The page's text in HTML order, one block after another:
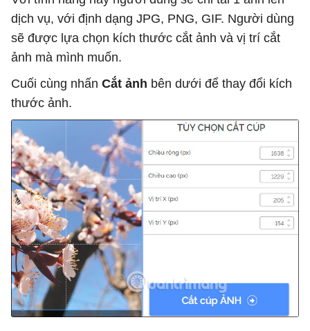
dịch vụ, với định dạng JPG, PNG, GIF. Người dùng
sẽ được lựa chọn kích thước cắt ảnh và vị trí cắt
ảnh mà mình muốn.
Cuối cùng nhấn Cắt ảnh bên dưới để thay đổi kích
thước ảnh.